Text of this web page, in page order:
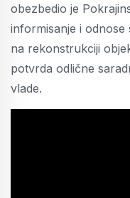
obezbedio je
informisanje i odnose
na rekonstrukciji
potvrda odlične
vlade.